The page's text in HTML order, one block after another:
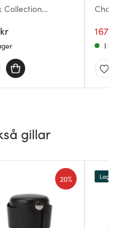
Collection
167
I
gillar
20%